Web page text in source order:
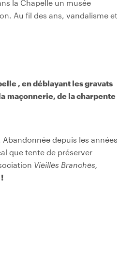
la Chapelle un musée
Au fil des ans, vandalisme et
, en déblayant les gravats
maçonnerie, de la charpente
Abandonnée depuis les années
que tente de préserver
Vieilles Branches,